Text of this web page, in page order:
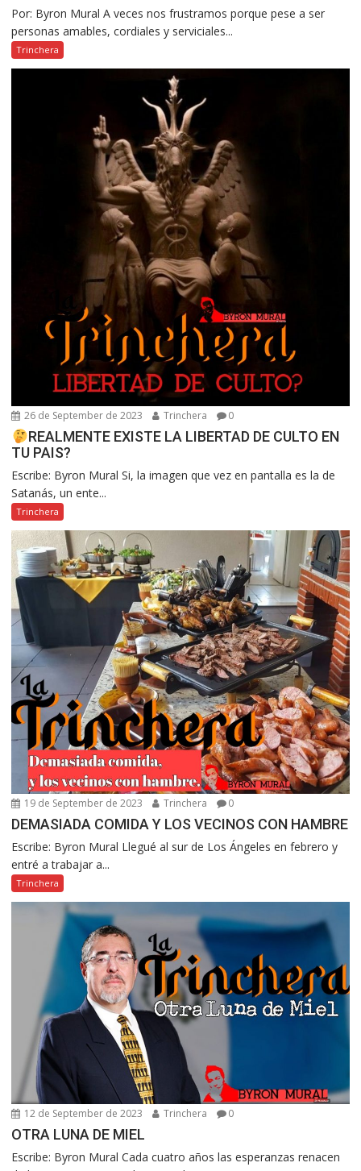
Por: Byron Mural A veces nos frustramos porque pese a ser
personas amables, cordiales y serviciales...
Trinchera
26 de September de 2023 Trinchera 0
REALMENTE EXISTE LA LIBERTAD DE CULTO EN
TU PAIS?
Escribe: Byron Mural Si, la imagen que vez en pantalla es la de
Satanás, un ente...
Trinchera
19 de September de 2023 Trinchera 0
DEMASIADA COMIDA Y LOS VECINOS CON HAMBRE
Escribe: Byron Mural Llegué al sur de Los Ángeles en febrero y
entré a trabajar a...
Trinchera
12 de September de 2023 Trinchera 0
OTRA LUNA DE MIEL
Escribe: Byron Mural Cada cuatro años las esperanzas renacen